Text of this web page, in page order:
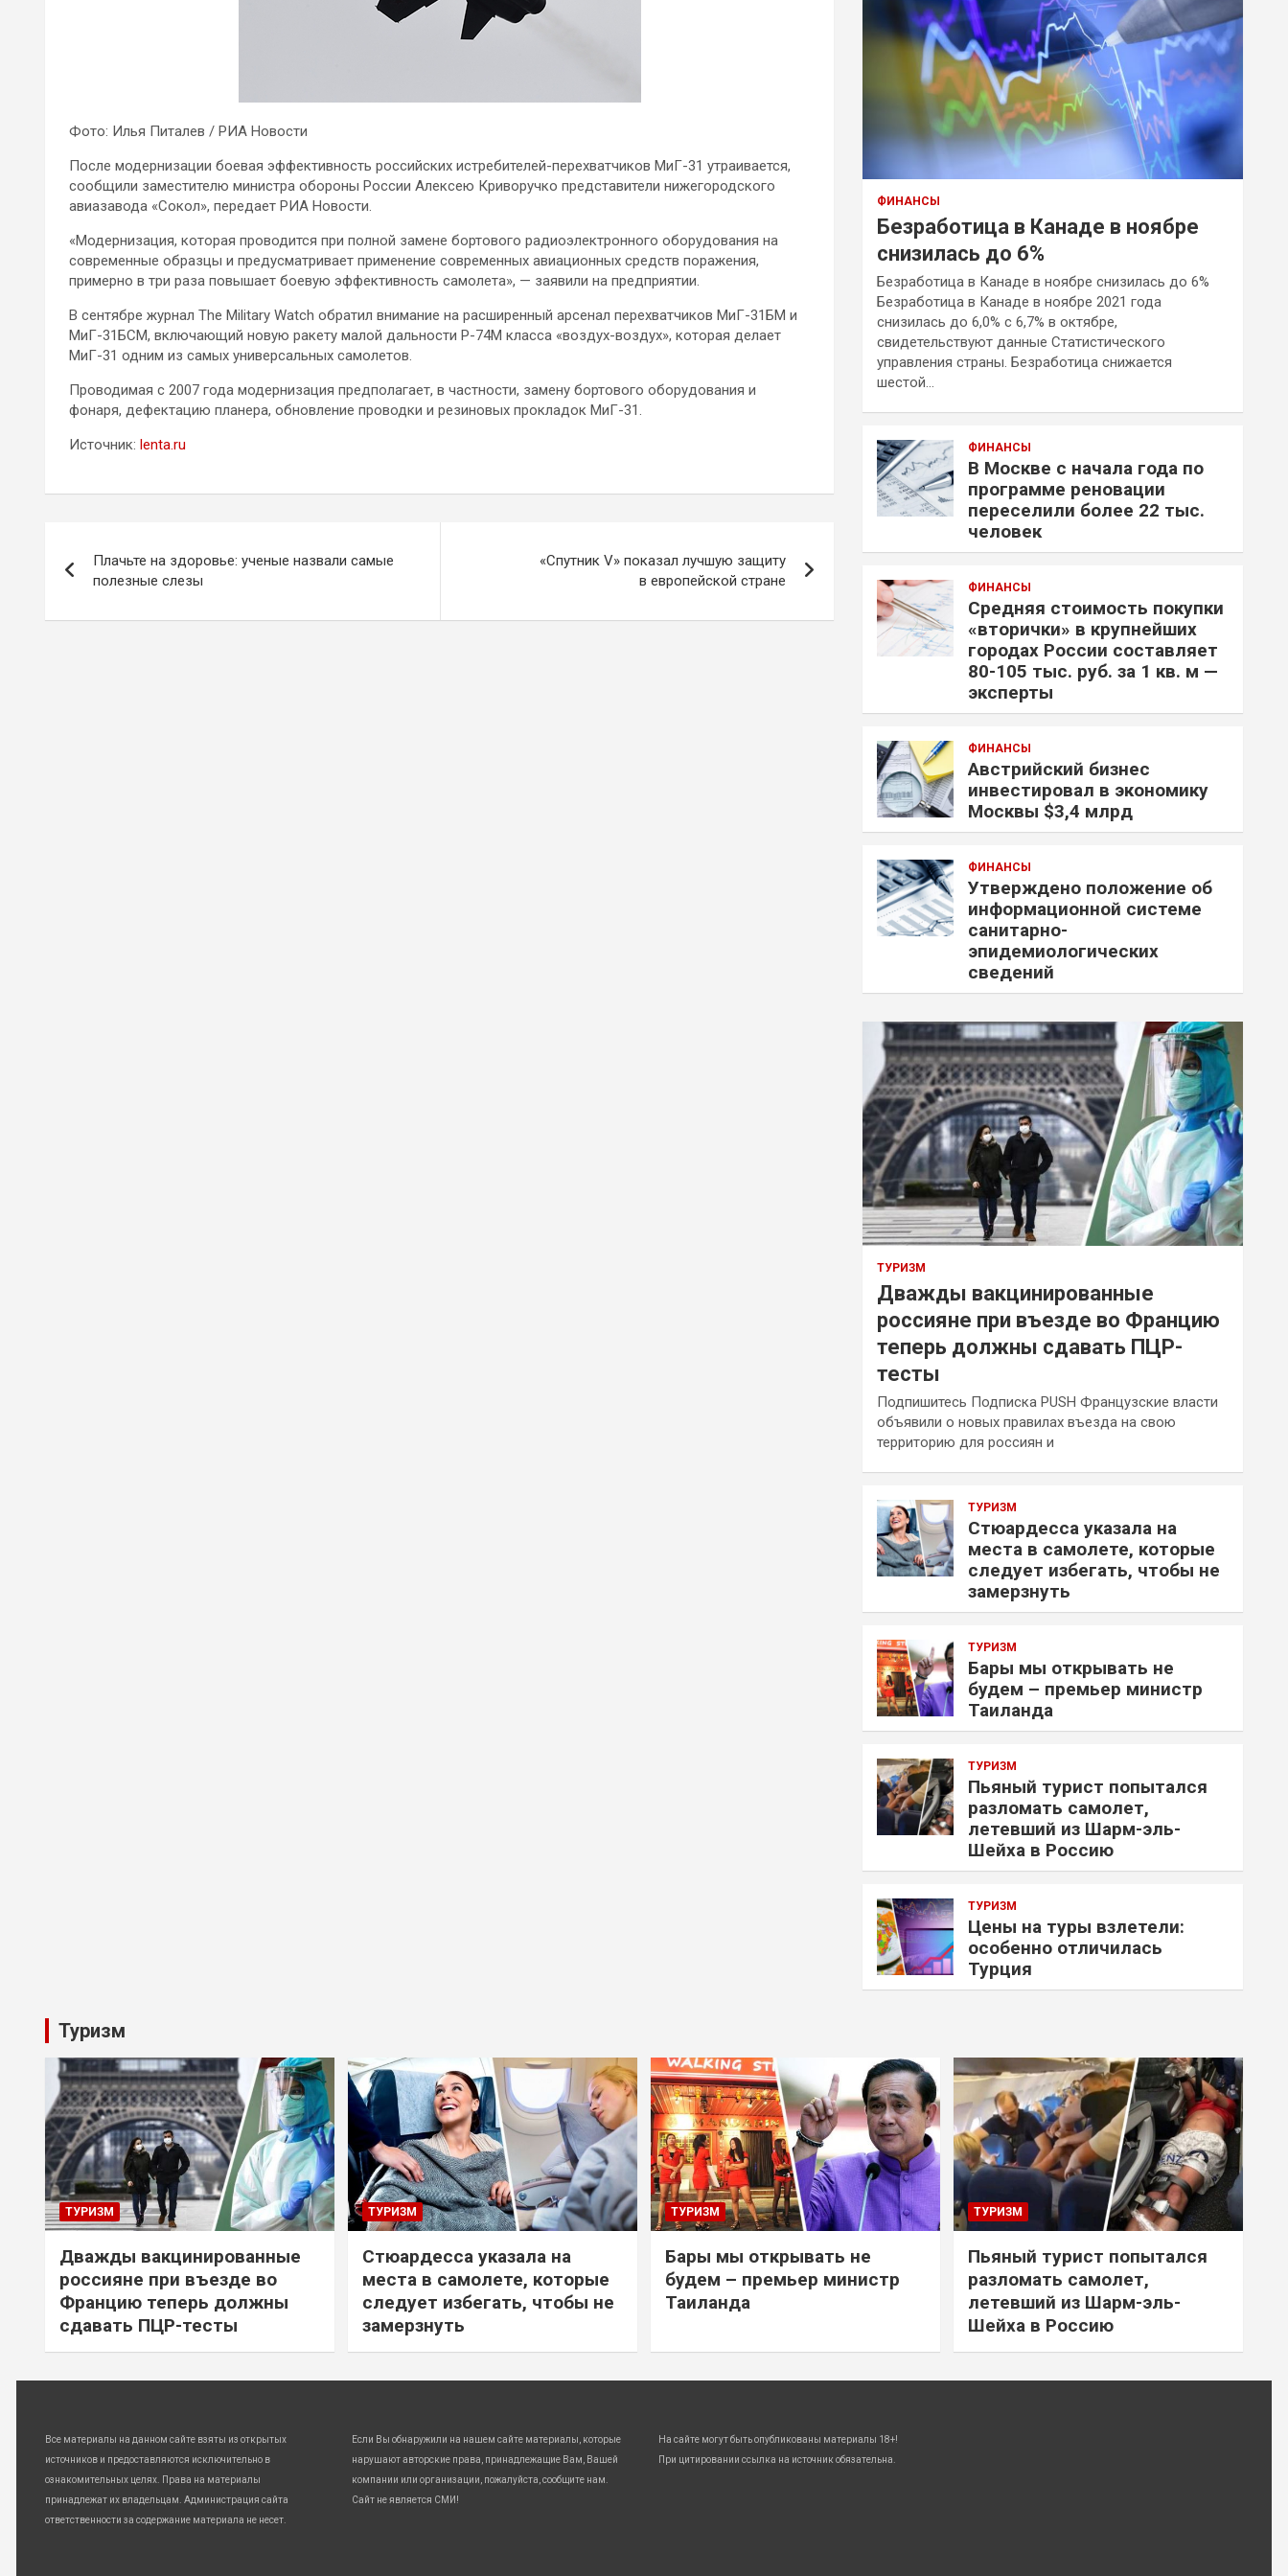
Фото: Илья Питалев / РИА Новости
После модернизации боевая эффективность российских истребителей-перехватчиков МиГ-31 утраивается,
сообщили заместителю министра обороны России Алексею Криворучко представители нижегородского
авиазавода «Сокол», передает РИА Новости.
«Модернизация, которая проводится при полной замене бортового радиоэлектронного оборудования на
современные образцы и предусматривает применение современных авиационных средств поражения,
примерно в три раза повышает боевую эффективность самолета», — заявили на предприятии.
В сентябре журнал The Military Watch обратил внимание на расширенный арсенал перехватчиков МиГ-31БМ и
МиГ-31БСМ, включающий новую ракету малой дальности Р-74М класса «воздух-воздух», которая делает
МиГ-31 одним из самых универсальных самолетов.
Проводимая с 2007 года модернизация предполагает, в частности, замену бортового оборудования и
фонаря, дефектацию планера, обновление проводки и резиновых прокладок МиГ-31.
Источник: lenta.ru
по
записям
Плачьте на здоровье: ученые назвали самые
полезные слезы
«Спутник V» показал лучшую защиту
в европейской стране
ФИНАНСЫ
Безработица в Канаде в ноябре
снизилась до 6%
Безработица в Канаде в ноябре снизилась до 6%
Безработица в Канаде в ноябре 2021 года
снизилась до 6,0% с 6,7% в октябре,
свидетельствуют данные Статистического
управления страны. Безработица снижается
шестой…
ФИНАНСЫ
В Москве с начала года по
программе реновации
переселили более 22 тыс.
человек
ФИНАНСЫ
Средняя стоимость покупки
«вторички» в крупнейших
городах России составляет
80-105 тыс. руб. за 1 кв. м —
эксперты
ФИНАНСЫ
Австрийский бизнес
инвестировал в экономику
Москвы $3,4 млрд
ФИНАНСЫ
Утверждено положение об
информационной системе
санитарно-
эпидемиологических
сведений
ТУРИЗМ
Дважды вакцинированные
россияне при въезде во Францию
теперь должны сдавать ПЦР-
тесты
Подпишитесь Подписка PUSH Французские власти
объявили о новых правилах въезда на свою
территорию для россиян и
ТУРИЗМ
Стюардесса указала на
места в самолете, которые
следует избегать, чтобы не
замерзнуть
ТУРИЗМ
Бары мы открывать не
будем – премьер министр
Таиланда
ТУРИЗМ
Пьяный турист попытался
разломать самолет,
летевший из Шарм-эль-
Шейха в Россию
ТУРИЗМ
Цены на туры взлетели:
особенно отличилась
Турция
Туризм
ТУРИЗМ
Дважды вакцинированные
россияне при въезде во
Францию теперь должны
сдавать ПЦР-тесты
ТУРИЗМ
Стюардесса указала на
места в самолете, которые
следует избегать, чтобы не
замерзнуть
ТУРИЗМ
Бары мы открывать не
будем – премьер министр
Таиланда
ТУРИЗМ
Пьяный турист попытался
разломать самолет,
летевший из Шарм-эль-
Шейха в Россию
Все материалы на данном сайте взяты из открытых
источников и предоставляются исключительно в
ознакомительных целях. Права на материалы
принадлежат их владельцам. Администрация сайта
ответственности за содержание материала не несет.
Если Вы обнаружили на нашем сайте материалы, которые
нарушают авторские права, принадлежащие Вам, Вашей
компании или организации, пожалуйста, сообщите нам.
Сайт не является СМИ!
На сайте могут быть опубликованы материалы 18+!
При цитировании ссылка на источник обязательна.